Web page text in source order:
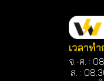
เวลาทำ
จ.-ศ. :
ส. :